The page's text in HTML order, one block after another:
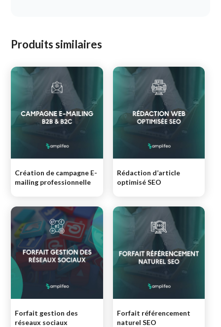
Produits similaires
Création de campagne E-
mailing professionnelle
Rédaction d’article
optimisé SEO
Forfait gestion des
réseaux sociaux
Forfait référencement
naturel SEO